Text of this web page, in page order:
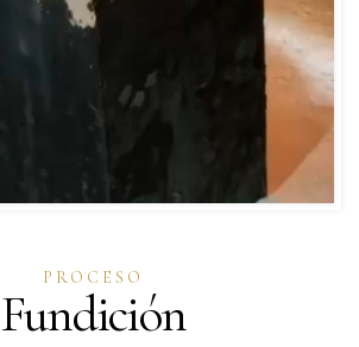
PROCESO
Fundición